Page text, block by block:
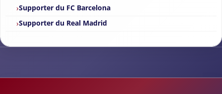
Supporter du FC Barcelona
Supporter du Real Madrid